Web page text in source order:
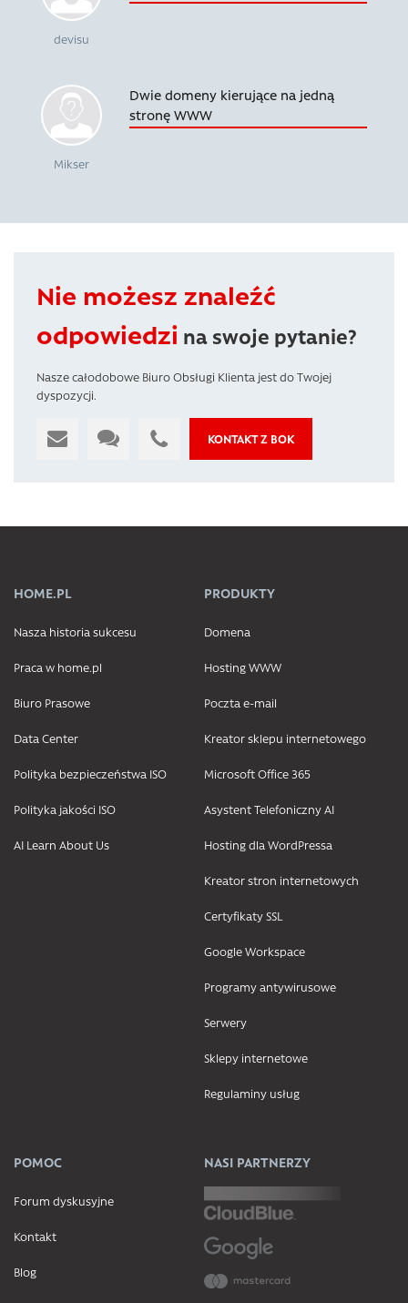
devisu
Mikser
Dwie domeny kierujące na jedną
stronę WWW
Nie możesz znaleźć
odpowiedzi na swoje pytanie?
Nasze całodobowe Biuro Obsługi Klienta jest do Twojej
dyspozycji.
KONTAKT Z BOK
HOME.PL
Nasza historia sukcesu
Praca w home.pl
Biuro Prasowe
Data Center
Polityka bezpieczeństwa ISO
Polityka jakości ISO
AI Learn About Us
PRODUKTY
Domena
Hosting WWW
Poczta e-mail
Kreator sklepu internetowego
Microsoft Office 365
Asystent Telefoniczny AI
Hosting dla WordPressa
Kreator stron internetowych
Certyfikaty SSL
Google Workspace
Programy antywirusowe
Serwery
Sklepy internetowe
Regulaminy usług
POMOC
Forum dyskusyjne
Kontakt
Blog
NASI PARTNERZY